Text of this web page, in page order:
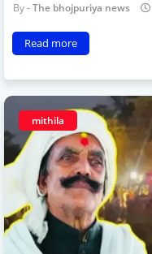
The bhojpuriya news
Read more
mithila